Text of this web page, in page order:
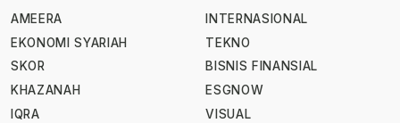
AMEERA
EKONOMI SYARIAH
SKOR
KHAZANAH
IQRA
INTERNASIONAL
TEKNO
BISNIS FINANSIAL
ESGNOW
VISUAL